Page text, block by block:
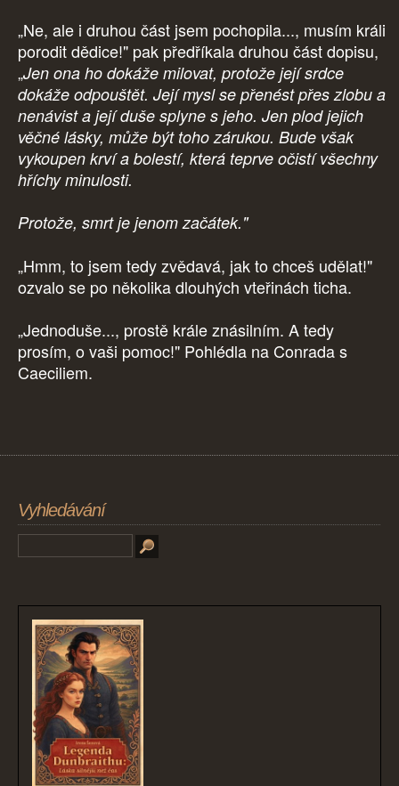
„Ne, ale i druhou část jsem pochopila..., musím králi
porodit dědice!" pak předříkala druhou část dopisu,
„Jen ona ho dokáže milovat, protože její srdce
dokáže odpouštět. Její mysl se přenést přes zlobu a
nenávist a její duše splyne s jeho. Jen plod jejich
věčné lásky, může být toho zárukou. Bude však
vykoupen krví a bolestí, která teprve očistí všechny
hříchy minulosti.
Protože, smrt je jenom začátek."
„Hmm, to jsem tedy zvědavá, jak to chceš udělat!"
ozvalo se po několika dlouhých vteřinách ticha.
„Jednoduše..., prostě krále znásilním. A tedy
prosím, o vaši pomoc!" Pohlédla na Conrada s
Caeciliem.
Vyhledávání